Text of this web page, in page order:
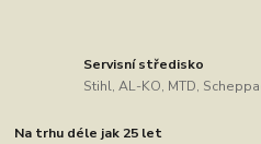
Servisní středisko
Stihl, AL-KO, MTD,
Na trhu déle jak 25 let